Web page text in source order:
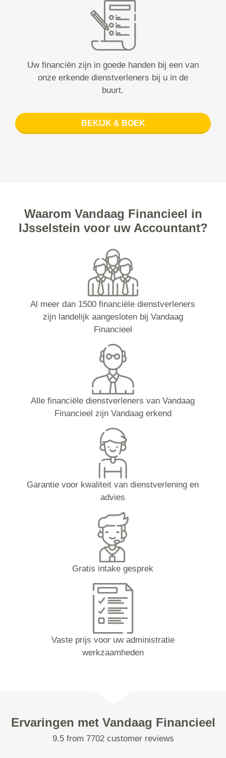
Uw financiën zijn in goede handen bij een van
onze erkende dienstverleners bij u in de
buurt.
BEKIJK & BOEK
Waarom Vandaag Financieel in
IJsselstein voor uw Accountant?
Al meer dan 1500 financiële dienstverleners
zijn landelijk aangesloten bij Vandaag
Financieel
Alle financiële dienstverleners van Vandaag
Financieel zijn Vandaag erkend
Garantie voor kwaliteit van dienstverlening en
advies
Gratis intake gesprek
Vaste prijs voor uw administratie
werkzaamheden
Ervaringen met Vandaag Financieel
9.5 from 7702 customer reviews